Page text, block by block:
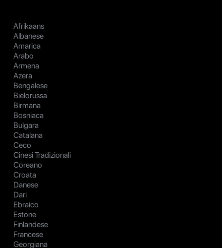
Afrikaans
Albanese
Amarica
Arabo
Armena
Azera
Bengalese
Bielorussa
Birmana
Bosniaca
Bulgara
Catalana
Ceco
Cinesi Tradizionali
Coreano
Croata
Danese
Dari
Ebraico
Estone
Finlandese
Francese
Georgiana